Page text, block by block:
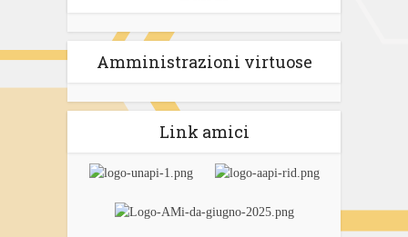
Amministrazioni virtuose
Link amici